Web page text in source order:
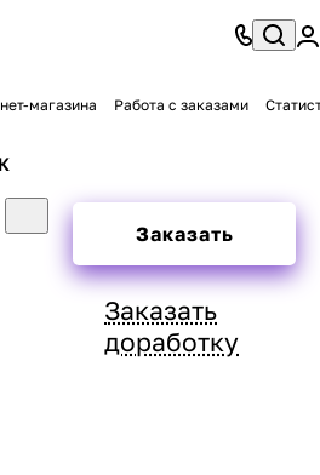
магазина Работа с заказами
Заказать
Заказать
доработку